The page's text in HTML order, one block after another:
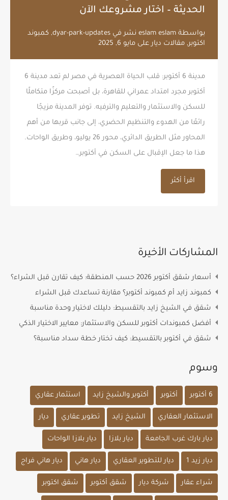
الحديثة – اختار مشروعك الآن
بواسطة eslam eslam نشر في dyar-park-updates
, كمبوند
اكتوبر , مقالات ديار على مايو 6, 2025
مدينة 6 أكتوبر: قلب الحياة العصرية في مصر لم تعد مدينة 6
أكتوبر مجرد امتداد عمراني للقاهرة، بل أصبحت مركزًا متكاملًا
للسكن والاستثمار والتعليم والترفيه. توفر المدينة مزيجًا
رائعًا من الهدوء والتنظيم الحضري، إلى جانب قربها من أهم
المحاور مثل الطريق الدائري، محور 26 يوليو، وطريق الواحات.
هذا ما جعل الإقبال على السكن في أكتوبر…
اقرأ أكثر
المشاركات الأخيرة
أسعار شقق أكتوبر 2026 حسب المنطقة: كيف تقارن قبل الشراء؟
كمبوند زايد أم كمبوند أكتوبر؟ مقارنة تساعدك قبل الشراء
شقق في الشيخ زايد بالتقسيط: دليلك لاختيار وحدة مناسبة
أفضل كمبوندات أكتوبر للسكن والاستثمار: معايير الاختيار الذكي
شقق في أكتوبر بالتقسيط: كيف تختار خطة سداد مناسبة؟
وسوم
6 أكتوبر أكتوبر أكتوبر والشيخ زايد استثمار عقاري
الاستثمار العقاري الشيخ زايد تطوير عقاري ديار
ديار بارك غرب الجامعة ديار بلازا ديار بلازا الواحات
ديار زيد 1 ديار للتطوير العقاري ديار هاني ديار هاني فراج
شراء عقار شركة ديار شقق أكتوبر شقق اكتوبر